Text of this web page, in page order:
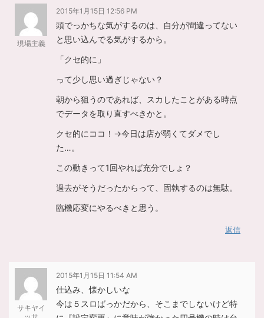
現場主義
2015年1月15日 12:56 PM
頭でっかちな気がするのは、自分が間違ってない
と思い込んでる気がするから。
「クセ的に」
って少し思い過ぎじゃない？
朝から狙うのであれば、スカしたことがある時点
でデータを取り直すべきかと。
クセ的にココ！→今日は店が弱くてダメでし
た…。
この動きって1回やれば充分でしょ？
過去がそうだったからって、固執するのは無駄。
臨機応変にやるべきと思う。
返信
サキヤイ
2015年1月15日 11:54 AM
仕込み、懐かしいな
今は５スロばっかだから、そこまでしないけど特